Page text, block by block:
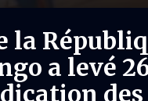
la
a levé